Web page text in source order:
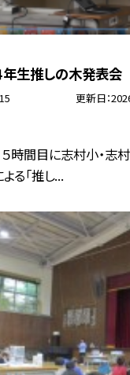
４年生推しの木発表会
更新日
５時間目に志村小・志
る「推し...